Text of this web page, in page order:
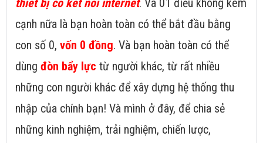
thiết bị có kết nối internet. Và 01 điều không kém
cạnh nữa là bạn hoàn toàn có thể bắt đầu bằng
con số 0, vốn 0 đồng. Và bạn hoàn toàn có thể
dùng đòn bẩy lực từ người khác, từ rất nhiều
những con người khác để xây dựng hệ thống thu
nhập của chính bạn! Và mình ở đây, để chia sẻ
những kinh nghiệm, trải nghiệm, chiến lược,